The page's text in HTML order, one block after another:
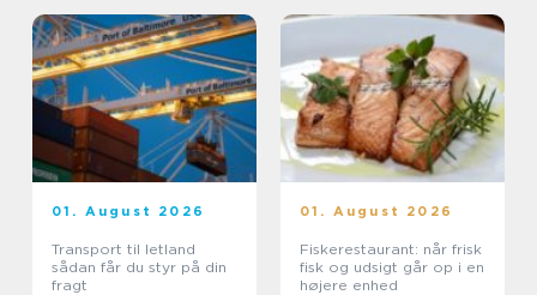
01. August 2026
Transport til letland
sådan får du styr på din
fragt
01. August 2026
Fiskerestaurant: når frisk
fisk og udsigt går op i en
højere enhed